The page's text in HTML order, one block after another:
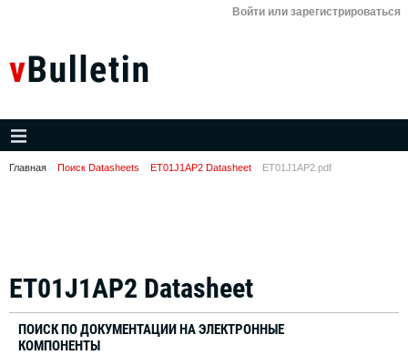
Войти или зарегистрироваться
Главная Поиск Datasheets ET01J1AP2 Datasheet ET01J1AP2.pdf
ET01J1AP2 Datasheet
ПОИСК ПО ДОКУМЕНТАЦИИ НА ЭЛЕКТРОННЫЕ
КОМПОНЕНТЫ